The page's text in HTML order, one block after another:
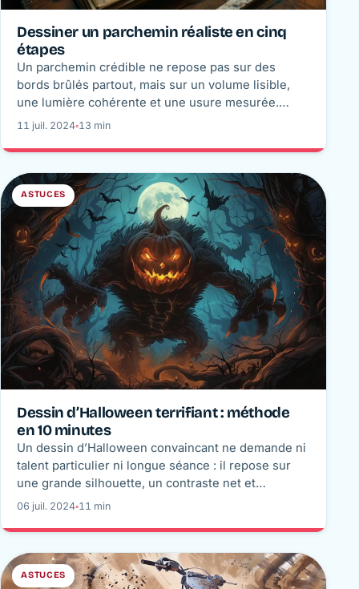
Dessiner un parchemin réaliste en cinq
étapes
Un parchemin crédible ne repose pas sur des
bords brûlés partout, mais sur un volume lisible,
une lumière cohérente et une usure mesurée.
Cette méthode en cinq étapes vous guide du
couleur.
11 juil. 2024◦13 min
ASTUCES
Dessin d’Halloween terrifiant : méthode
en 10 minutes
Un dessin d’Halloween convaincant ne demande ni
talent particulier ni longue séance : il repose sur
une grande silhouette, un contraste net et
quelques détails bien choisis. Suivez un déroulé
image sombre, lisible et facile à personnaliser.
06 juil. 2024◦11 min
ASTUCES